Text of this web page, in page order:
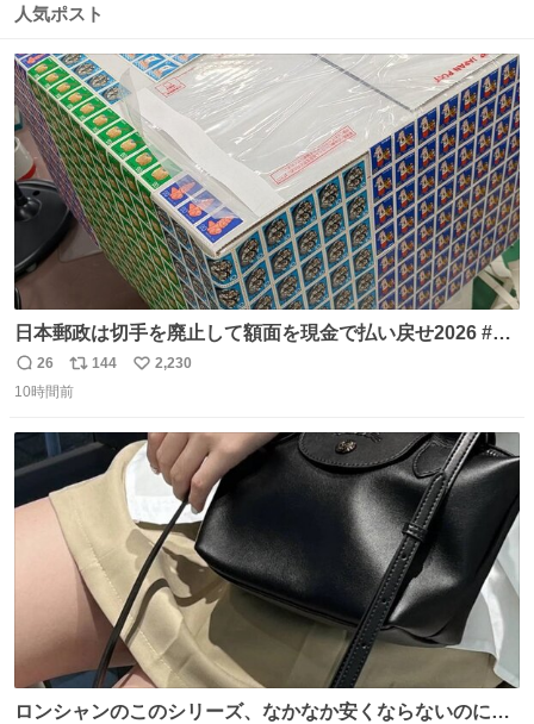
数
ス
数
人気ポスト
日本郵政は切手を廃止して額面を現金で払い戻せ2026 #日
本郵政 @JapanPostHD_PR
返
信
26
リ
ポ
ト
144
い
数
2,230
10時間前
ロンシャンのこのシリーズ、なかなか安くならないのにセ